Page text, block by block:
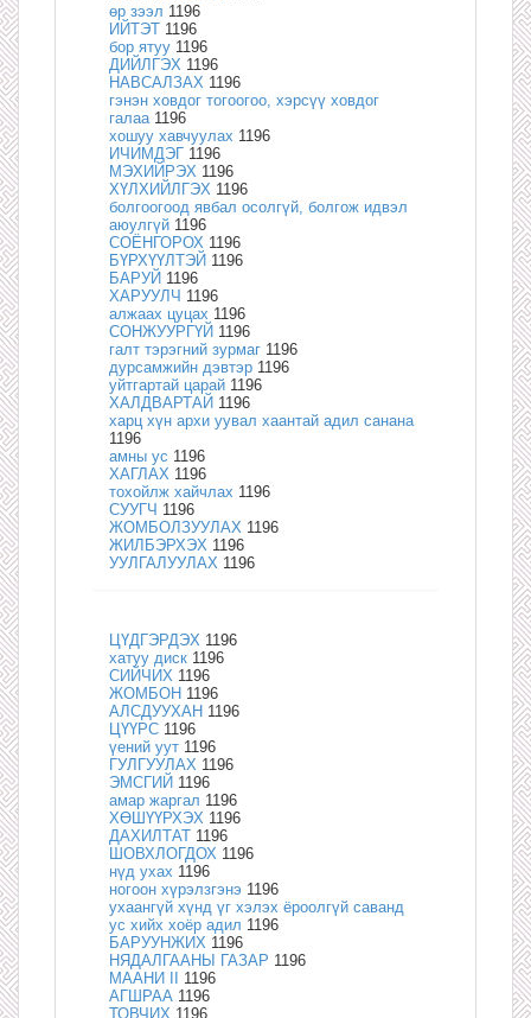
өр зээл 1196
ИЙТЭТ 1196
бор ятуу 1196
ДИЙЛГЭХ 1196
НАВСАЛЗАХ 1196
гэнэн ховдог тогоогоо, хэрсүү ховдог
галаа 1196
хошуу хавчуулах 1196
ИЧИМДЭГ 1196
МЭХИЙРЭХ 1196
ХҮЛХИЙЛГЭХ 1196
болгоогоод явбал осолгүй, болгож идвэл
аюулгүй 1196
СОЁНГОРОХ 1196
БҮРХҮҮЛТЭЙ 1196
БАРУЙ 1196
ХАРУУЛЧ 1196
алжаах цуцах 1196
СОНЖУУРГҮЙ 1196
галт тэрэгний зурмаг 1196
дурсамжийн дэвтэр 1196
уйтгартай царай 1196
ХАЛДВАРТАЙ 1196
харц хүн архи уувал хаантай адил санана
1196
амны ус 1196
ХАГЛАХ 1196
тохойлж хайчлах 1196
СУУГЧ 1196
ЖОМБОЛЗУУЛАХ 1196
ЖИЛБЭРХЭХ 1196
УУЛГАЛУУЛАХ 1196
ЦҮДГЭРДЭХ 1196
хатуу диск 1196
СИЙЧИХ 1196
ЖОМБОН 1196
АЛСДУУХАН 1196
ЦҮҮРС 1196
үений уут 1196
ГУЛГУУЛАХ 1196
ЭМСГИЙ 1196
амар жаргал 1196
ХӨШҮҮРХЭХ 1196
ДАХИЛТАТ 1196
ШОВХЛОГДОХ 1196
нүд ухах 1196
ногоон хүрэлзгэнэ 1196
ухаангүй хүнд үг хэлэх ёроолгүй саванд
ус хийх хоёр адил 1196
БАРУУНЖИХ 1196
НЯДАЛГААНЫ ГАЗАР 1196
МААНИ II 1196
АГШРАА 1196
ТОВЧИХ 1196